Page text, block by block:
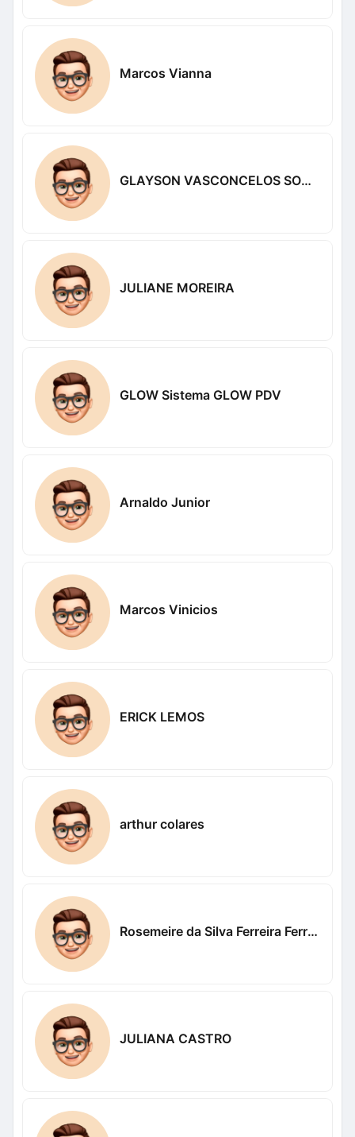
Marcos Vianna
GLAYSON VASCONCELOS SOUSA
JULIANE MOREIRA
GLOW Sistema GLOW PDV
Arnaldo Junior
Marcos Vinicios
ERICK LEMOS
arthur colares
Rosemeire da Silva Ferreira Ferreira
JULIANA CASTRO